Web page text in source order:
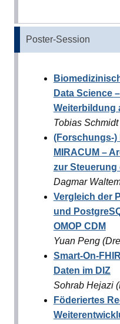
Poster-Session
Data Science
Weiterbildung
Tobias
(Forschungs-)
MIRACUM –
zur Steuerung
Dagmar
Vergleich der
und
OMOP CDM
Yuan Peng
Smart-On-
Daten im DIZ
Sohrab Hejazi
Föderiertes